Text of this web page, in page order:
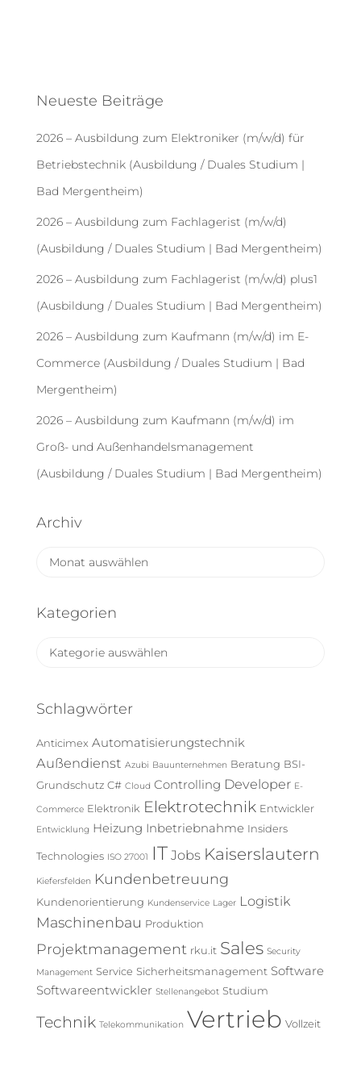
Neueste Beiträge
2026 – Ausbildung zum Elektroniker (m/w/d) für
Betriebstechnik (Ausbildung / Duales Studium |
Bad Mergentheim)
2026 – Ausbildung zum Fachlagerist (m/w/d)
(Ausbildung / Duales Studium | Bad Mergentheim)
2026 – Ausbildung zum Fachlagerist (m/w/d) plus1
(Ausbildung / Duales Studium | Bad Mergentheim)
2026 – Ausbildung zum Kaufmann (m/w/d) im E-
Commerce (Ausbildung / Duales Studium | Bad
Mergentheim)
2026 – Ausbildung zum Kaufmann (m/w/d) im
Groß- und Außenhandelsmanagement
(Ausbildung / Duales Studium | Bad Mergentheim)
Archiv
h
Kategorien
g
r
i
e
n
Schlagwörter
Anticimex Automatisierungstechnik
Außendienst Azubi Bauunternehmen Beratung BSI-
Grundschutz C# Cloud Controlling Developer E-
Commerce Elektronik Elektrotechnik Entwickler
Entwicklung Heizung Inbetriebnahme Insiders
Technologies ISO 27001 IT Jobs Kaiserslautern
Kiefersfelden Kundenbetreuung
Kundenorientierung Kundenservice Lager Logistik
Maschinenbau Produktion
Projektmanagement rku.it Sales Security
Management Service Sicherheitsmanagement Software
Softwareentwickler Stellenangebot Studium
Technik Telekommunikation Vertrieb Vollzeit